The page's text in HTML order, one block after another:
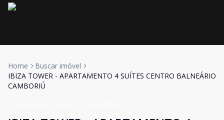
Home
Buscar imóvel
IBIZA TOWER - APARTAMENTO 4 SUÍTES CENTRO BALNEÁRIO
CAMBORIÚ